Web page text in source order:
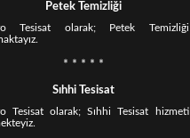
Petek Temizliği
Tesisat olarak; Petek Temizliği
* * * * *
Sıhhi Tesisat
Tesisat olarak; Sıhhi Tesisat hizmeti